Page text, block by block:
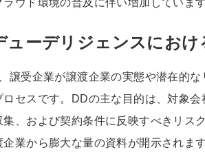
ウド環境の普及に伴い増加しています
ューデリジェンスにおけ
譲受企業が譲渡企業の実態や潜在的な
セスです。DDの主な目的は、対象会
、および契約条件に反映すべきリス
業から膨大な量の資料が開示されます